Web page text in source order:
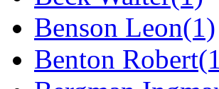
Benson Leon(1)
Benton Robert